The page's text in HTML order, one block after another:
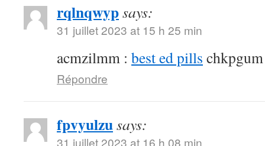
rqlnqwypsays:
31 juillet 2023 at 15 h 25 min
acmzilmm : best ed pills chkpgum
Répondre
fpvyulzusays:
31 juillet 2023 at 16 h 08 min